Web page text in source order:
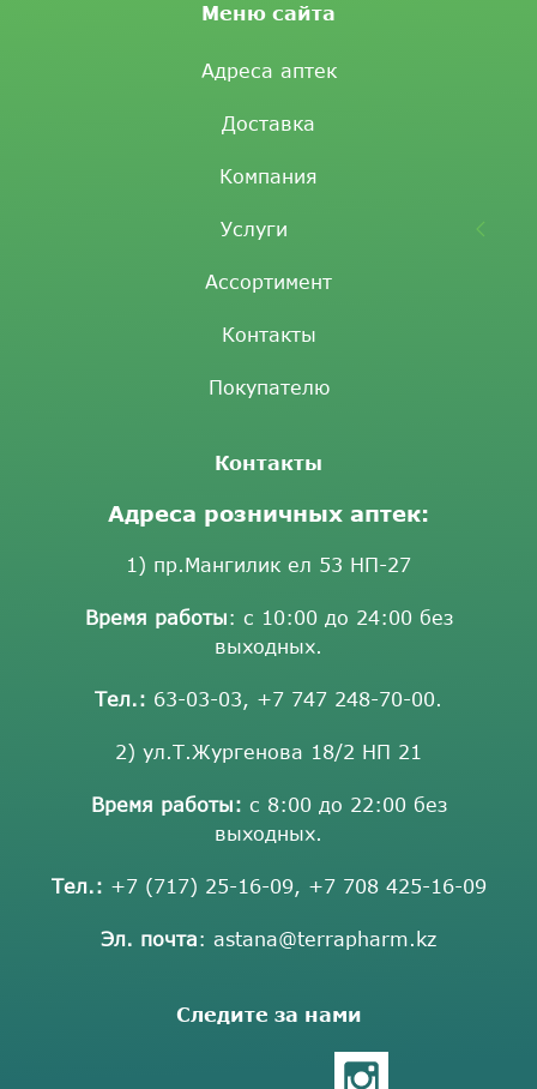
Меню сайта
Адреса аптек
Доставка
Компания
Услуги
Ассортимент
Контакты
Покупателю
Контакты
Адреса розничных аптек:
1) пр.Мангилик ел 53 НП-27
Время работы: с 10:00 до 24:00 без
выходных.
Тел.: 63-03-03, +7 747 248-70-00.
2) ул.Т.Жургенова 18/2 НП 21
Время работы: с 8:00 до 22:00 без
выходных.
Тел.: +7 (717) 25-16-09, +7 708 425-16-09
Эл. почта: astana@terrapharm.kz
Следите за нами